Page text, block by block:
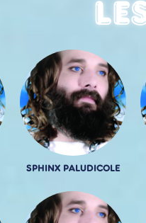
SPHINX PALUDICOLE